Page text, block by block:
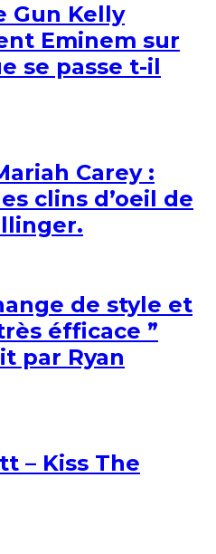
Gun Kelly
Eminem sur
se passe t-il
Carey :
clins d’oeil de
de style et
éfficace ”
par Ryan
– Kiss The